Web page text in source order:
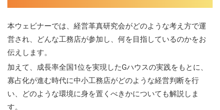
本ウェビナーでは、経営革真研究会がどのような考え方で運
営され、どんな工務店が参加し、何を目指しているのかをお
伝えします。
加えて、成長率全国1位を実現したGハウスの実践をもとに、
寡占化が進む時代に中小工務店がどのような経営判断を行
い、どのような環境に身を置くべきかについても解説しま
す。